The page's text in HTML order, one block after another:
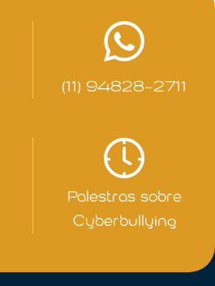
(11) 94828-2711
Palestras sobre
Cyberbullying